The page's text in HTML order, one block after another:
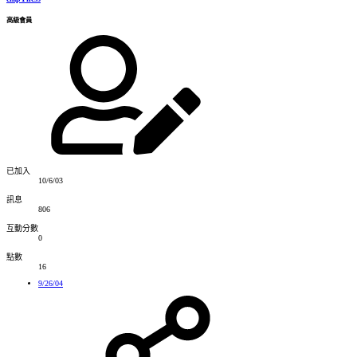
高級會員
已加入
10/6/03
訊息
806
互動分數
0
點數
16
9/26/04